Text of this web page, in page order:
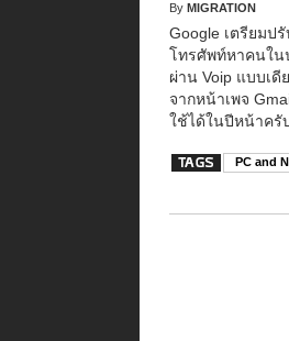
ByMIGRATION
Google เตรียมป
โทรศัพท์หาคนใน
ผ่าน Voip แบบเดี
จากหน้าเพจ
ใช้ได้ในปีหน้าครั
PC and